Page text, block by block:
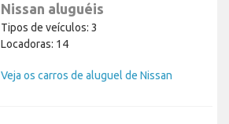
Nissan aluguéis
Tipos de veículos: 3
Locadoras: 14
Veja os carros de aluguel de Nissan